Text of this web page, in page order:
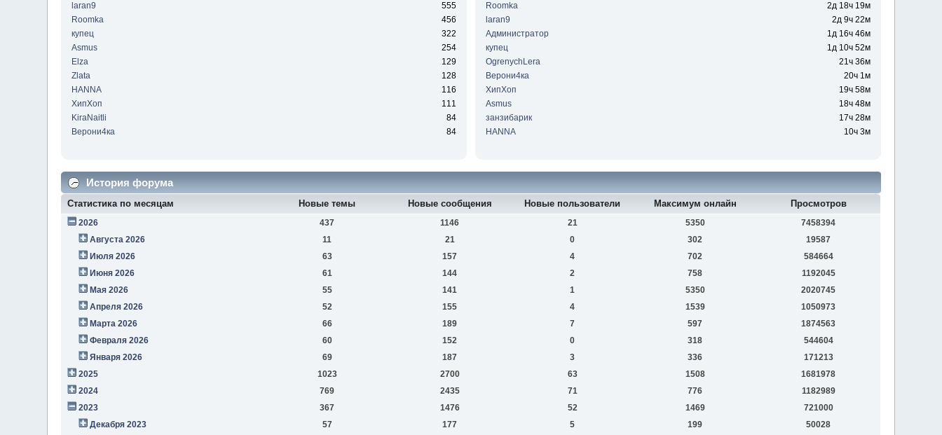
laran9
555
Roomka
456
купец
322
Asmus
254
Elza
129
Zlata
128
HANNA
116
ХипХоп
111
KiraNaitli
84
Верони4ка
84
Roomka
2д 18ч 19м
laran9
2д 9ч 22м
Администратор
1д 16ч 46м
купец
1д 10ч 52м
OgrenychLera
21ч 36м
Верони4ка
20ч 1м
ХипХоп
19ч 58м
Asmus
18ч 48м
занзибарик
17ч 28м
HANNA
10ч 3м
История форума
Статистика по месяцам Новые темы Новые сообщения Новые пользователи Максимум онлайн Просмотров
2026 437 1146 21 5350
7458394
Августа 2026
11 21 0 302
19587
Июля 2026
63 157 4 702
584664
Июня 2026
61 144 2 758
1192045
Мая 2026
55 141 1 5350
2020745
Апреля 2026
52 155 4 1539
1050973
Марта 2026
66 189 7 597
1874563
Февраля 2026
60 152 0 318
544604
Января 2026
69 187 3 336
171213
2025
1023 2700 63 1508
1681978
2024
769 2435 71 776
1182989
2023
367 1476 52 1469
721000
Декабря 2023
57 177 5 199
50028